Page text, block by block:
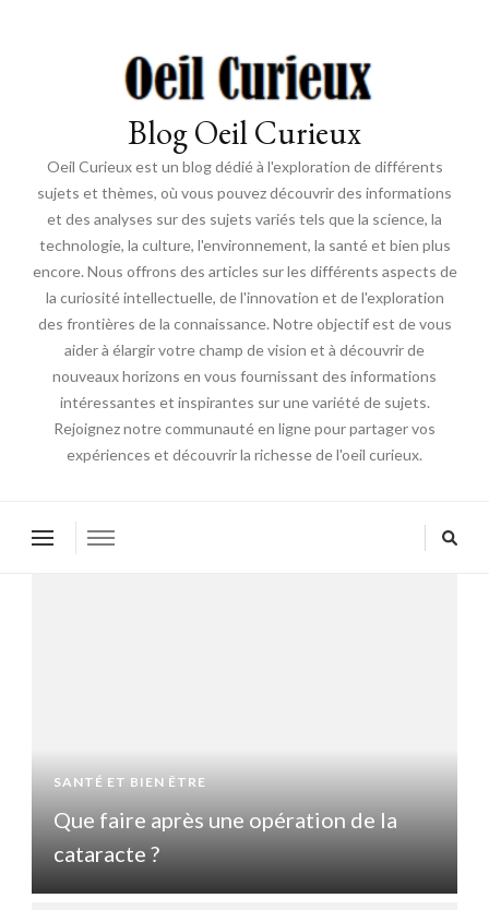
Blog Oeil Curieux
Oeil Curieux est un blog dédié à l'exploration de différents
sujets et thèmes, où vous pouvez découvrir des informations
et des analyses sur des sujets variés tels que la science, la
technologie, la culture, l'environnement, la santé et bien plus
encore. Nous offrons des articles sur les différents aspects de
la curiosité intellectuelle, de l'innovation et de l'exploration
des frontières de la connaissance. Notre objectif est de vous
aider à élargir votre champ de vision et à découvrir de
nouveaux horizons en vous fournissant des informations
intéressantes et inspirantes sur une variété de sujets.
Rejoignez notre communauté en ligne pour partager vos
expériences et découvrir la richesse de l'oeil curieux.
SANTÉ ET BIEN ÊTRE
Que faire après une opération de la
cataracte ?